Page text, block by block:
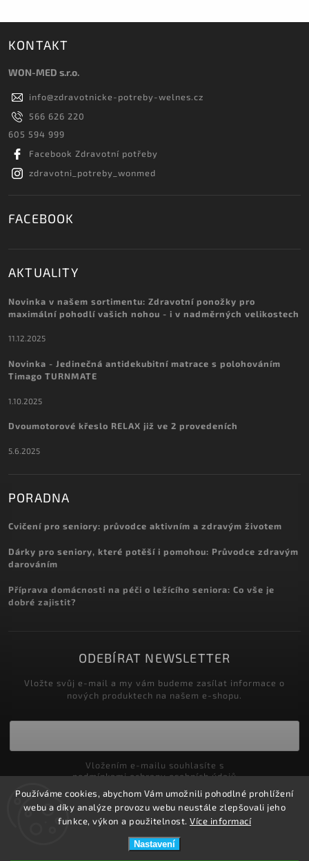
Používáme cookies, abychom Vám umožnili pohodlné prohlížení
webu a díky analýze provozu webu neustále zlepšovali jeho
funkce, výkon a použitelnost. Více informací
Nastavení
KONTAKT
WON-MED s.r.o.
info@zdravotnicke-potreby-welnes.cz
566 626 220
605 594 999
Facebook Zdravotní potřeby
zdravotni_potreby_wonmed
FACEBOOK
AKTUALITY
Novinka v našem sortimentu: Zdravotní ponožky pro
maximální pohodlí vašich nohou - i v nadměrných velikostech
11.12.2025
Novinka - Jedinečná antidekubitní matrace s polohováním
Timago TURNMATE
1.10.2025
Dvoumotorové křeslo RELAX již ve 2 provedeních
5.6.2025
PORADNA
Cvičení pro seniory: průvodce aktivním a zdravým životem
Dárky pro seniory, které potěší i pomohou: Průvodce zdravým
darováním
Příprava domácnosti na péči o ležícího seniora: Co vše je
dobré zajistit?
ODEBÍRAT NEWSLETTER
Vložte svůj e-mail a my vám budeme zasílat informace o
nových produktech na našem e-shopu.
podmínkami ochrany osobních údajů
Přihlásit se